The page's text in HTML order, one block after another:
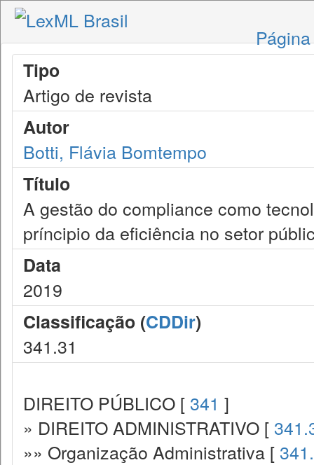
Tipo
Artigo de revista
Autor
Botti, Flávia Bomtempo
Título
A gestão do compliance como
príncipio da eficiência no setor
Data
2019
Classificação (CDDir)
341.31
DIREITO PÚBLICO [ 341 ]
» DIREITO ADMINISTRATIVO [
»» Organização Administrativa [